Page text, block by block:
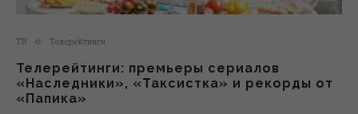
ТВ Телерейтинги
Телерейтинги: премьеры сериалов
«Наследники», «Таксистка» и рекорды от
«Папика»